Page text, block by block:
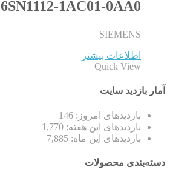
6SN1112-1AC01-0AA0
SIEMENS
اطلاعات بیشتر
Quick View
آمار بازدید سایت
بازدیدهای امروز: 146
بازدیدهای این هفته: 1,770
بازدیدهای این ماه: 7,885
دسته‌بندی محصولات